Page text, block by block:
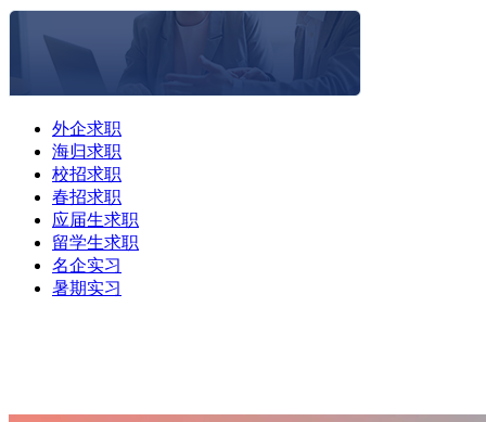
外企求职
海归求职
校招求职
春招求职
应届生求职
留学生求职
名企实习
暑期实习